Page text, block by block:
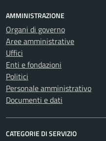
AMMINISTRAZIONE
Organi di governo
Aree amministrative
Uffici
Enti e fondazioni
Politici
Personale amministrativo
Documenti e dati
CATEGORIE DI SERVIZIO